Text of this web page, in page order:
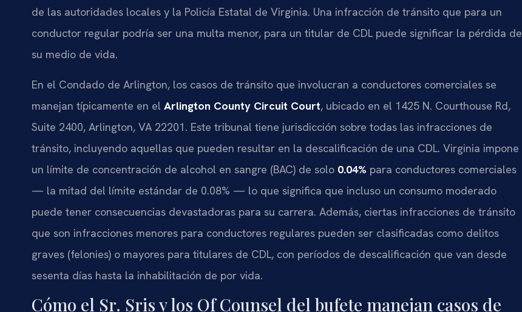
de las autoridades locales y la Policía Estatal de Virginia. Una infracción de tránsito que para un
conductor regular podría ser una multa menor, para un titular de CDL puede significar la pérdida de
su medio de vida.
En el Condado de Arlington, los casos de tránsito que involucran a conductores comerciales se
manejan típicamente en el Arlington County Circuit Court, ubicado en el 1425 N. Courthouse Rd,
Suite 2400, Arlington, VA 22201. Este tribunal tiene jurisdicción sobre todas las infracciones de
tránsito, incluyendo aquellas que pueden resultar en la descalificación de una CDL. Virginia impone
un límite de concentración de alcohol en sangre (BAC) de solo 0.04% para conductores comerciales
— la mitad del límite estándar de 0.08% — lo que significa que incluso un consumo moderado
puede tener consecuencias devastadoras para su carrera. Además, ciertas infracciones de tránsito
que son infracciones menores para conductores regulares pueden ser clasificadas como delitos
graves (felonies) o mayores para titulares de CDL, con períodos de descalificación que van desde
sesenta días hasta la inhabilitación de por vida.
Cómo el Sr. Sris y los Of Counsel del bufete manejan casos de